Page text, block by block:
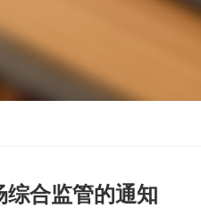
综合监管的通知